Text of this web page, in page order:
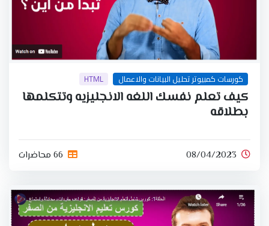
كورسات كمبيوتر تحليل البيانات والاعمال HTML
كيف تعلم نفسك اللغه الانجليزيه وتتكلمها
بطلاقه
08/04/2023 66 محاضرات